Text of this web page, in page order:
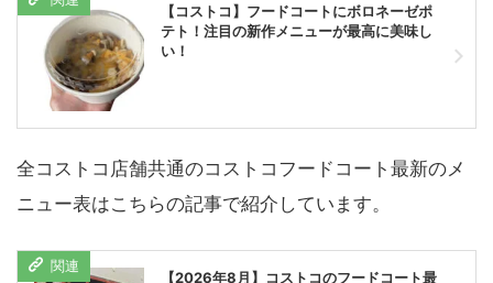
【コストコ】フードコートにボロネーゼポ
テト！注目の新作メニューが最高に美味し
い！
全コストコ店舗共通のコストコフードコート最新のメ
ニュー表はこちらの記事で紹介しています。
【2026年8月】コストコのフードコート最